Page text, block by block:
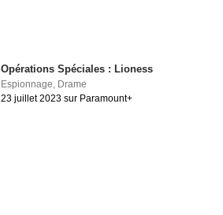
Opérations Spéciales : Lioness
Espionnage, Drame
23 juillet 2023 sur Paramount+